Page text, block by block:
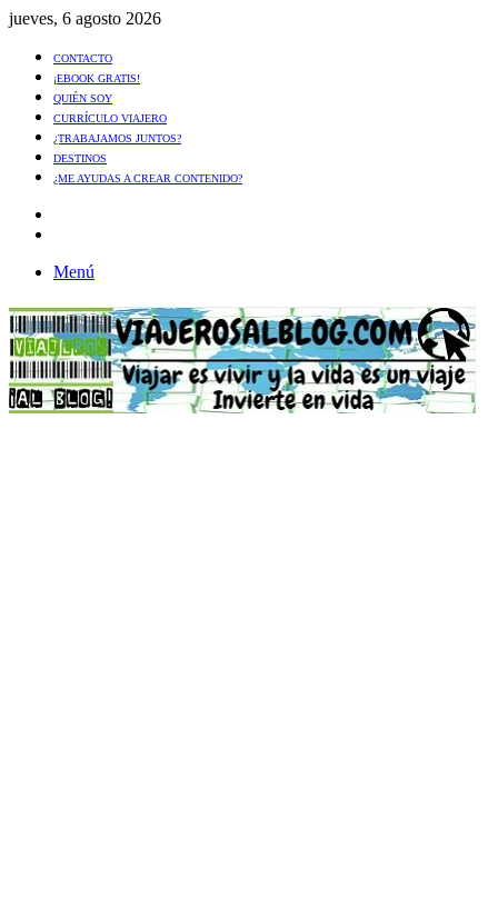
jueves, 6 agosto 2026
CONTACTO
¡EBOOK GRATIS!
QUIÉN SOY
CURRÍCULO VIAJERO
¿TRABAJAMOS JUNTOS?
DESTINOS
¿ME AYUDAS A CREAR CONTENIDO?
Menú